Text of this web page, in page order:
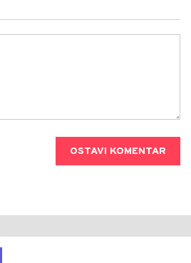
OSTAVI KOMENTAR